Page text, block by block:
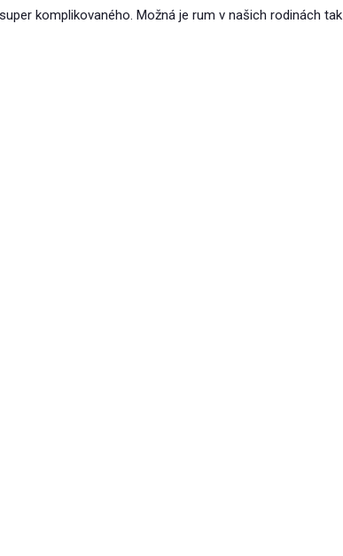
komplikovaného. Možná je rum v našich rodinách tak